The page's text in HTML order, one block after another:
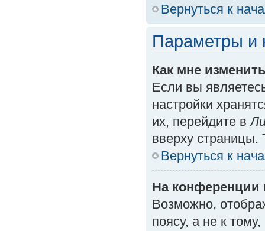
Вернуться к
Параметры и
Как мне
Если вы
настройки
их, перейдите в
вверху страницы.
Вернуться к
На конференции
Возможно,
поясу, а не к